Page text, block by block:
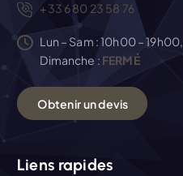
+33 6 80 23 58 76
Lun – Sam : 10h00 – 19h00,
Dimanche : FERMÉ
Obtenirundevis
Liens rapides